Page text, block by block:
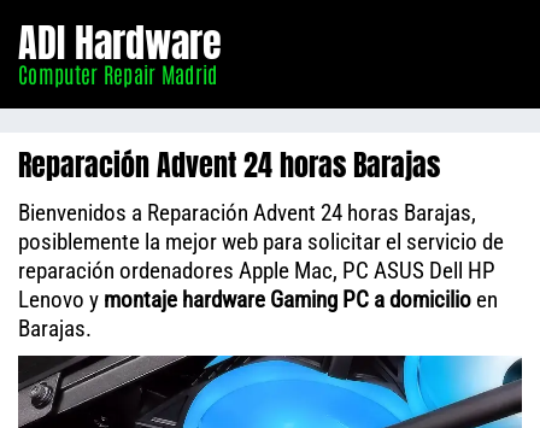
Madrid
ADI Hardware
Computer Repair Madrid
Reparación Advent 24 horas Barajas
Bienvenidos a Reparación Advent 24 horas Barajas,
posiblemente la mejor web para solicitar el servicio de
reparación ordenadores Apple Mac, PC ASUS Dell HP
Lenovo y montaje hardware Gaming PC a domicilio en
Barajas.